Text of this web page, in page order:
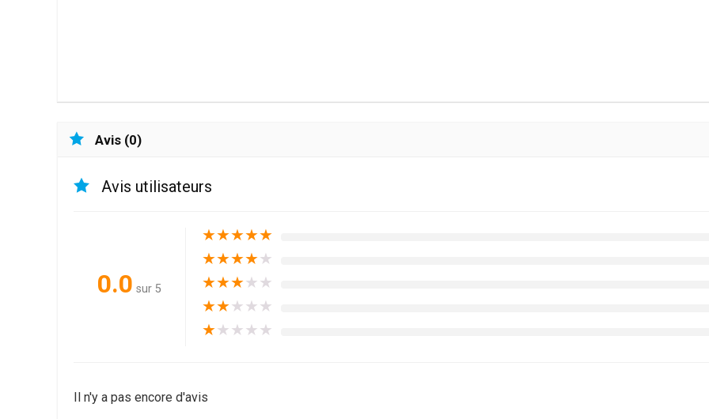
Avis (0)
Avis utilisateurs
0.0 sur 5
★★★★★
★★★★★
★★★★★
★★★★★
★★★★★
Il n'y a pas encore d'avis